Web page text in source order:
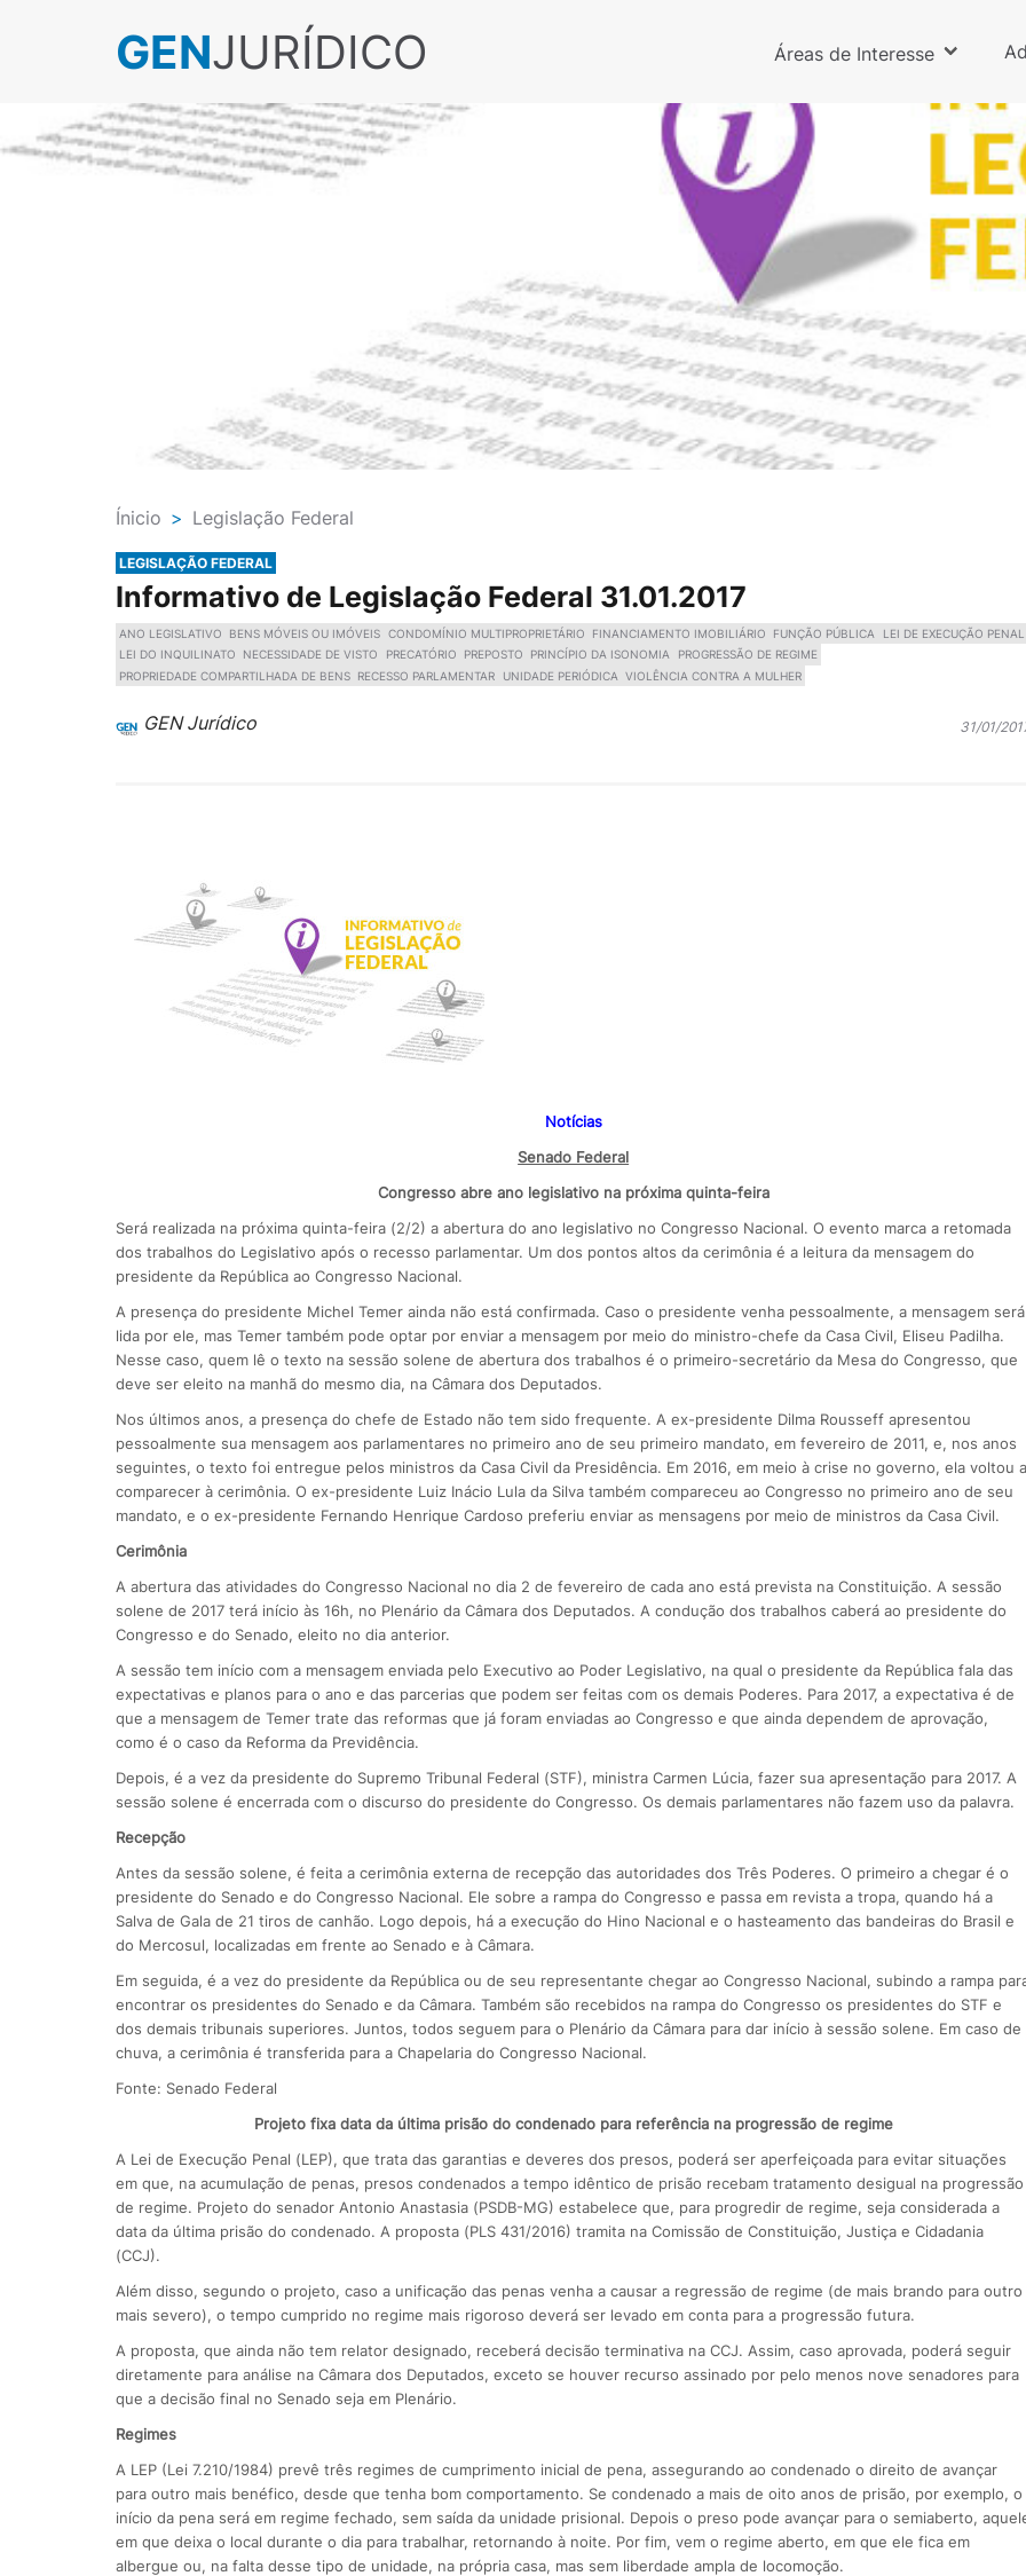
GENJURÍDICO Áreas de Interesse
Ínicio > Legislação Federal
LEGISLAÇÃO FEDERAL
Informativo de Legislação Federal 31.01.2017
ANO LEGISLATIVO BENS MÓVEIS OU IMÓVEIS CONDOMÍNIO MULTIPROPRIETÁRIO FINANCIAMENTO IMOBILIÁRIO FUNÇÃO PÚBLICA
LEI DE EXECUÇÃO PENAL
LEI DO INQUILINATO
NECESSIDADE DE VISTO PRECATÓRIO PREPOSTO PRINCÍPIO DA ISONOMIA
PROGRESSÃO DE REGIME
PROPRIEDADE COMPARTILHADA DE BENS RECESSO PARLAMENTAR UNIDADE PERIÓDICA VIOLÊNCIA CONTRA A MULHER
GEN Jurídico 31/01/
Notícias
Senado Federal
Congresso abre ano legislativo na próxima quinta-feira
Será realizada na próxima quinta-feira (2/2) a abertura do ano legislativo no Congresso Nacional. O evento marca a retomada
dos trabalhos do Legislativo após o recesso parlamentar. Um dos pontos altos da cerimônia é a leitura da mensagem do
presidente da República ao Congresso Nacional.
A presença do presidente Michel Temer ainda não está confirmada. Caso o presidente venha pessoalmente, a mensagem será
lida por ele, mas Temer também pode optar por enviar a mensagem por meio do ministro-chefe da Casa Civil, Eliseu Padilha.
Nesse caso, quem lê o texto na sessão solene de abertura dos trabalhos é o primeiro-secretário da Mesa do Congresso, que
deve ser eleito na manhã do mesmo dia, na Câmara dos Deputados.
Nos últimos anos, a presença do chefe de Estado não tem sido frequente. A ex-presidente Dilma Rousseff apresentou
pessoalmente sua mensagem aos parlamentares no primeiro ano de seu primeiro mandato, em fevereiro de 2011, e, nos anos
seguintes, o texto foi entregue pelos ministros da Casa Civil da Presidência. Em 2016, em meio à crise no governo, ela voltou a
comparecer à cerimônia. O ex-presidente Luiz Inácio Lula da Silva também compareceu ao Congresso no primeiro ano de seu
mandato, e o ex-presidente Fernando Henrique Cardoso preferiu enviar as mensagens por meio de ministros da Casa Civil.
Cerimônia
A abertura das atividades do Congresso Nacional no dia 2 de fevereiro de cada ano está prevista na Constituição. A sessão
solene de 2017 terá início às 16h, no Plenário da Câmara dos Deputados. A condução dos trabalhos caberá ao presidente do
Congresso e do Senado, eleito no dia anterior.
A sessão tem início com a mensagem enviada pelo Executivo ao Poder Legislativo, na qual o presidente da República fala das
expectativas e planos para o ano e das parcerias que podem ser feitas com os demais Poderes. Para 2017, a expectativa é de
que a mensagem de Temer trate das reformas que já foram enviadas ao Congresso e que ainda dependem de aprovação,
como é o caso da Reforma da Previdência.
Depois, é a vez da presidente do Supremo Tribunal Federal (STF), ministra Carmen Lúcia, fazer sua apresentação para 2017. A
sessão solene é encerrada com o discurso do presidente do Congresso. Os demais parlamentares não fazem uso da palavra.
Recepção
Antes da sessão solene, é feita a cerimônia externa de recepção das autoridades dos Três Poderes. O primeiro a chegar é o
presidente do Senado e do Congresso Nacional. Ele sobre a rampa do Congresso e passa em revista a tropa, quando há a
Salva de Gala de 21 tiros de canhão. Logo depois, há a execução do Hino Nacional e o hasteamento das bandeiras do Brasil e
do Mercosul, localizadas em frente ao Senado e à Câmara.
Em seguida, é a vez do presidente da República ou de seu representante chegar ao Congresso Nacional, subindo a rampa
encontrar os presidentes do Senado e da Câmara. Também são recebidos na rampa do Congresso os presidentes do STF e
dos demais tribunais superiores. Juntos, todos seguem para o Plenário da Câmara para dar início à sessão solene. Em caso de
chuva, a cerimônia é transferida para a Chapelaria do Congresso Nacional.
Fonte: Senado Federal
Projeto fixa data da última prisão do condenado para referência na progressão de regime
A Lei de Execução Penal (LEP), que trata das garantias e deveres dos presos, poderá ser aperfeiçoada para evitar situações
em que, na acumulação de penas, presos condenados a tempo idêntico de prisão recebam tratamento desigual na progressão
de regime. Projeto do senador Antonio Anastasia (PSDB-MG) estabelece que, para progredir de regime, seja considerada a
data da última prisão do condenado. A proposta (PLS 431/2016) tramita na Comissão de Constituição, Justiça e Cidadania
(CCJ).
Além disso, segundo o projeto, caso a unificação das penas venha a causar a regressão de regime (de mais brando para outro
mais severo), o tempo cumprido no regime mais rigoroso deverá ser levado em conta para a progressão futura.
A proposta, que ainda não tem relator designado, receberá decisão terminativa na CCJ. Assim, caso aprovada, poderá seguir
diretamente para análise na Câmara dos Deputados, exceto se houver recurso assinado por pelo menos nove senadores para
que a decisão final no Senado seja em Plenário.
Regimes
A LEP (Lei 7.210/1984) prevê três regimes de cumprimento inicial de pena, assegurando ao condenado o direito de avançar
para outro mais benéfico, desde que tenha bom comportamento. Se condenado a mais de oito anos de prisão, por exemplo, o
início da pena será em regime fechado, sem saída da unidade prisional. Depois o preso pode avançar para o semiaberto,
em que deixa o local durante o dia para trabalhar, retornando à noite. Por fim, vem o regime aberto, em que ele fica em
albergue ou, na falta desse tipo de unidade, na própria casa, mas sem liberdade ampla de locomoção.